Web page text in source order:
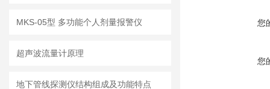
MKS-05型 多功能个人剂量报警仪
超声波流量计原理
地下管线探测仪结构组成及功能特点
您
您